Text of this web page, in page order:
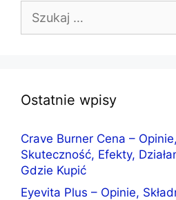
Ostatnie wpisy
Crave Burner Cena –
Skuteczność, Efekty,
Gdzie Kupić
Eyevita Plus – Opinie,